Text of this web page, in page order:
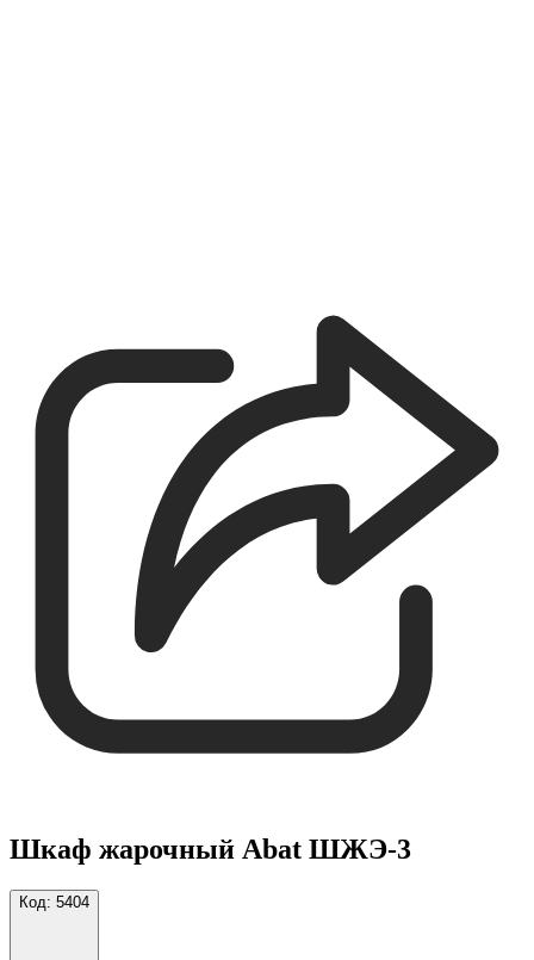
Шкаф жарочный Abat ШЖЭ-3
Код: 5404